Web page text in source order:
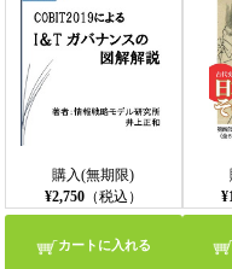
購入(無期限)
¥2,750（税込）
カートに入れる